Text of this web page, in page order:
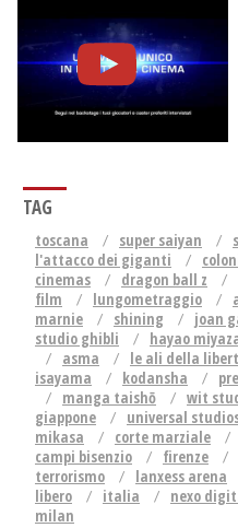
TAG
toscana super saiyan
l'attacco dei giganti
cinemas
dragon ball z
film
lungometraggio
marnie
shining joan
studio ghibli
hayao
asma
le ali della
isayama
kodansha
manga taishō
wit
giappone
universal
mikasa
corte marziale
campi bisenzio
firenze
terrorismo
lanxess arena
libero
italia nexo
milan